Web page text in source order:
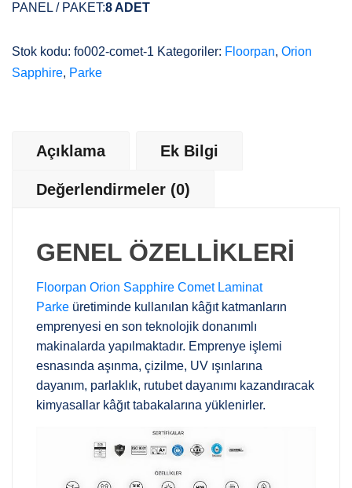
PANEL / PAKET:8 ADET
Stok kodu: fo002-comet-1 Kategoriler: Floorpan, Orion
Sapphire, Parke
Açıklama Ek Bilgi
Değerlendirmeler (0)
GENEL ÖZELLİKLERİ
Floorpan Orion Sapphire Comet Laminat
Parke üretiminde kullanılan kâğıt katmanların
emprenyesi en son teknolojik donanımlı
makinalarda yapılmaktadır. Emprenye işlemi
esnasında aşınma, çizilme, UV ışınlarına
dayanım, parlaklık, rutubet dayanımı kazandıracak
kimyasallar kâğıt tabakalarına yüklenirler.